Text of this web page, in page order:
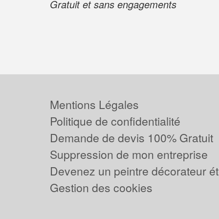
Gratuit et sans engagements
Mentions Légales
Politique de confidentialité
Demande de devis 100% Gratuit
Suppression de mon entreprise
Devenez un peintre décorateur
Gestion des cookies